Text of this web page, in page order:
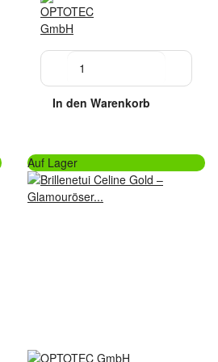
In den Warenkorb
Auf Lager